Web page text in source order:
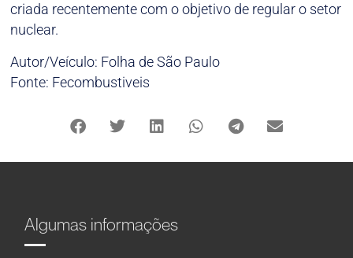
criada recentemente com o objetivo de regular o setor
nuclear.
Autor/Veículo: Folha de São Paulo
Fonte: Fecombustiveis
Algumas informações